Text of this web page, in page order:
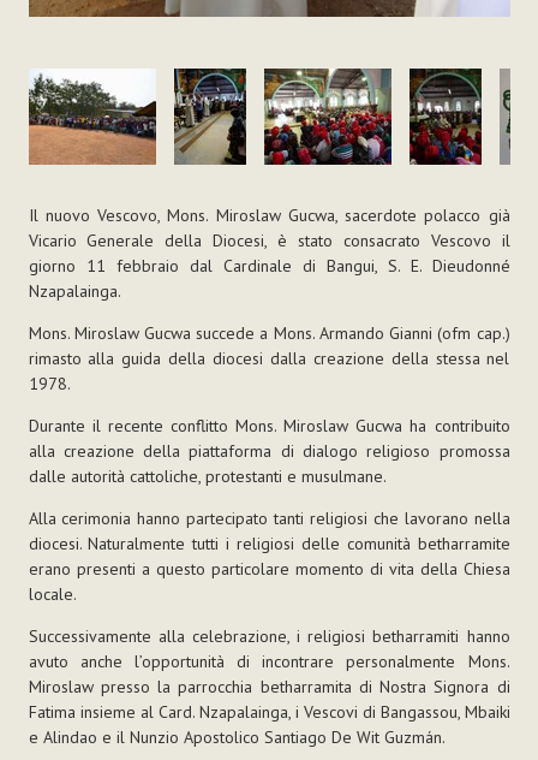
Il nuovo Vescovo, Mons. Miroslaw Gucwa, sacerdote polacco già
Vicario Generale della Diocesi, è stato consacrato Vescovo il
giorno 11 febbraio dal Cardinale di Bangui, S. E. Dieudonné
Nzapalainga.
Mons. Miroslaw Gucwa succede a Mons. Armando Gianni (ofm cap.)
rimasto alla guida della diocesi dalla creazione della stessa nel
1978.
Durante il recente conflitto Mons. Miroslaw Gucwa ha contribuito
alla creazione della piattaforma di dialogo religioso promossa
dalle autorità cattoliche, protestanti e musulmane.
Alla cerimonia hanno partecipato tanti religiosi che lavorano nella
diocesi. Naturalmente tutti i religiosi delle comunità betharramite
erano presenti a questo particolare momento di vita della Chiesa
locale.
Successivamente alla celebrazione, i religiosi betharramiti hanno
avuto anche l’opportunità di incontrare personalmente Mons.
Miroslaw presso la parrocchia betharramita di Nostra Signora di
Fatima insieme al Card. Nzapalainga, i Vescovi di Bangassou, Mbaiki
e Alindao e il Nunzio Apostolico Santiago De Wit Guzmán.